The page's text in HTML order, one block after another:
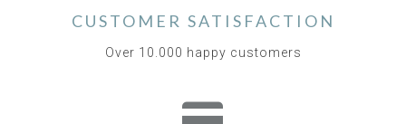
CUSTOMER SATISFACTION
Over 10.000 happy customers